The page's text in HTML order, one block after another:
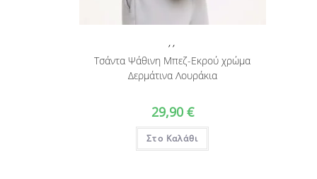
, ,
Τσάντα Ψάθινη Μπεζ-Εκρού χρώμα
Δερμάτινα Λουράκια
29,90 €
Στο Καλάθι